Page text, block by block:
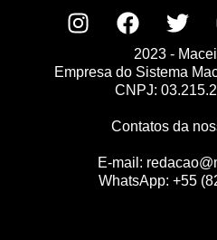
2023 -
Empresa do Sistema
CNPJ:
Contatos da
E-mail:
WhatsApp: +55